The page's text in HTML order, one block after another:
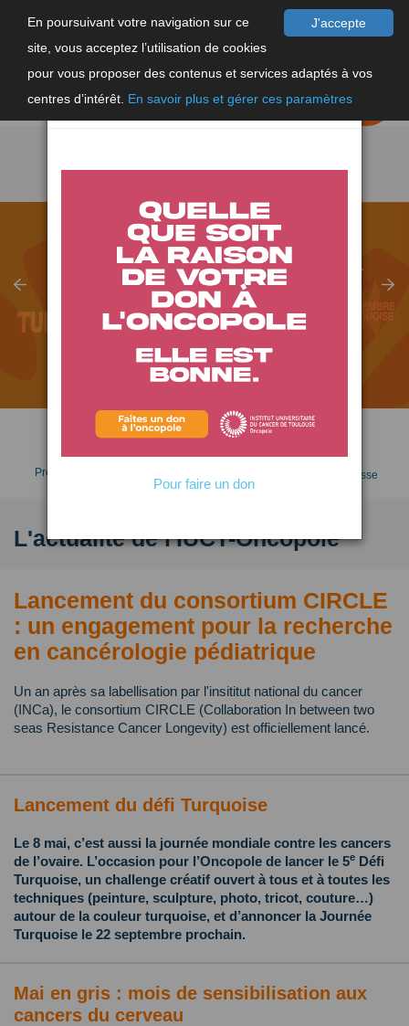
J'accepte
En poursuivant votre navigation sur ce
site, vous acceptez l’utilisation de cookies
pour vous proposer des contenus et services adaptés à vos
centres d’intérêt. En savoir plus et gérer ces paramètres
FAIRE UN
DON
×
Pour faire un don
SEPTEMBRE TURQUOISE, LANCEMENT
DU DÉFI TURQUOISE
EN SAVOIR PLUS
Prendre RDV Espace presse
L'actualité de l'IUCT-Oncopole
Lancement du consortium CIRCLE
: un engagement pour la recherche
en cancérologie pédiatrique
Un an après sa labellisation par l'insititut national du cancer
(INCa), le consortium CIRCLE (Collaboration In between two
seas Resistance Cancer Longevity) est officiellement lancé.
Lancement du défi Turquoise
Le 8 mai, c’est aussi la journée mondiale contre les cancers
de l’ovaire. L’occasion pour l’Oncopole de lancer le 5e Défi
Turquoise, un challenge créatif ouvert à tous et à toutes les
techniques (peinture, sculpture, photo, tricot, couture…)
autour de la couleur turquoise, et d’annoncer la Journée
Turquoise le 22 septembre prochain.
Mai en gris : mois de sensibilisation aux
cancers du cerveau